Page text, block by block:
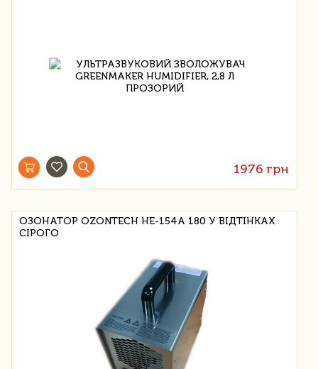
1976 грн
ОЗОНАТОР OZONTECH HE-154A 180 У ВІДТІНКАХ
СІРОГО